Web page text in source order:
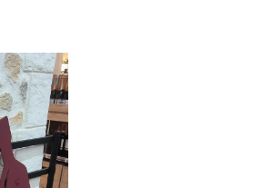
vous consentez à recevoir nos propositions commerciales à
ci-dessus. Vous pouvez vous désinscrire à tout moment en
désinscription .